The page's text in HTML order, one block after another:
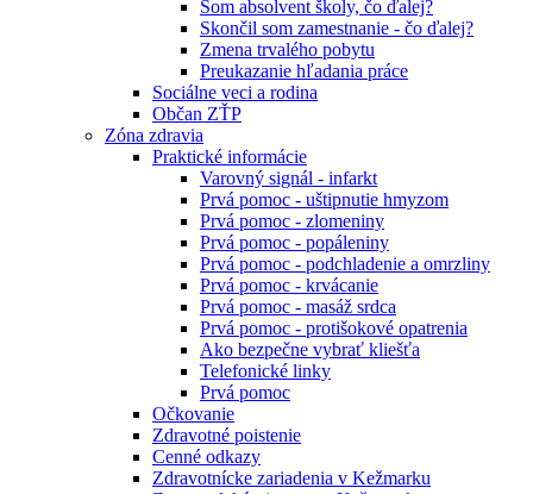
Som absolvent školy, čo ďalej?
Skončil som zamestnanie - čo ďalej?
Zmena trvalého pobytu
Preukazanie hľadania práce
Sociálne veci a rodina
Občan ZŤP
Zóna zdravia
Praktické informácie
Varovný signál - infarkt
Prvá pomoc - uštipnutie hmyzom
Prvá pomoc - zlomeniny
Prvá pomoc - popáleniny
Prvá pomoc - podchladenie a omrzliny
Prvá pomoc - krvácanie
Prvá pomoc - masáž srdca
Prvá pomoc - protišokové opatrenia
Ako bezpečne vybrať kliešťa
Telefonické linky
Prvá pomoc
Očkovanie
Zdravotné poistenie
Cenné odkazy
Zdravotnícke zariadenia v Kežmarku